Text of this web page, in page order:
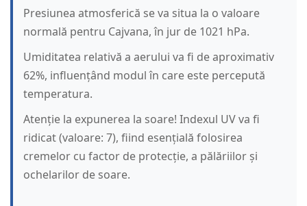
Presiunea atmosferică se va situa la o valoare
normală pentru Cajvana, în jur de 1021 hPa.
Umiditatea relativă a aerului va fi de aproximativ
62%, influențând modul în care este percepută
temperatura.
Atenție la expunerea la soare! Indexul UV va fi
ridicat (valoare: 7), fiind esențială folosirea
cremelor cu factor de protecție, a pălăriilor și
ochelarilor de soare.